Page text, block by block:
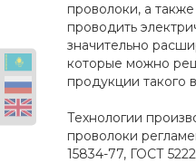
проволоки, а
проводить
значительно
которые можно
продукции такого
Технологии
проволоки
15834-77, ГОСТ